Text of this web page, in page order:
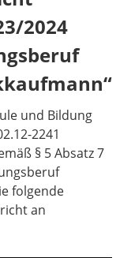
2024
und Bildung
2241
§ 5 Absatz 7
folgende
an